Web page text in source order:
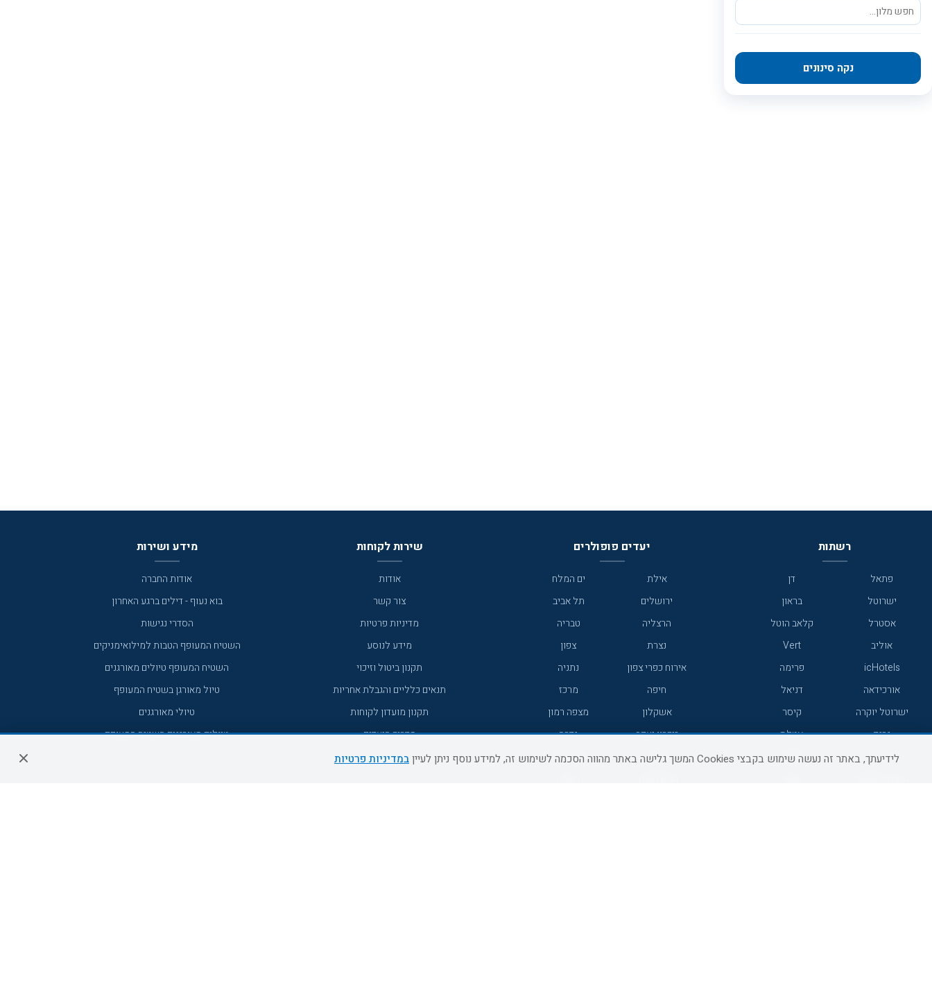
נקה סינונים
רשתות
פתאל
דן
ישרוטל
בראון
אסטרל
קלאב הוטל
אוליב
Vert
icHotels
פרימה
אורכידאה
דניאל
ישרוטל יוקרה
קיסר
גרנד
אטלס
7 מיינדס
סמארט
יעדים פופולרים
אילת
ים המלח
ירושלים
תל אביב
הרצליה
טבריה
נצרת
צפון
אירוח כפרי צפון
נתניה
חיפה
מרכז
אשקלון
מצפה רמון
זיכרון יעקב
גדרה
קיסריה
גליל מערבי
שירות לקוחות
אודות
צור קשר
מדיניות פרטיות
מידע לנוסע
תקנון ביטול וזיכוי
תנאים כלליים והגבלת אחריות
תקנון מועדון לקוחות
מדריך היעדים
מידע ושירות
אודות החברה
בוא נעוף - דילים ברגע האחרון
הסדרי נגישות
השטיח המעופף הטבות למילואימניקים
השטיח המעופף טיולים מאורגנים
טיול מאורגן בשטיח המעופף
טיולי מאורגנים
טיולים מאורגנים השטיח המעופף
לידיעתך, באתר זה נעשה שימוש בקבצי Cookies המשך גלישה באתר מהווה הסכמה לשימוש זה, למידע נוסף ניתן לעיין במדיניות פרטיות